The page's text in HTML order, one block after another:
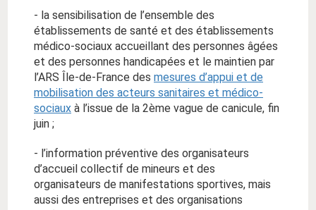
- la sensibilisation de l’ensemble des
établissements de santé et des établissements
médico-sociaux accueillant des personnes âgées
et des personnes handicapées et le maintien par
l’ARS Île-de-France des mesures d’appui et de
mobilisation des acteurs sanitaires et médico-
sociaux à l’issue de la 2ème vague de canicule, fin
juin ;
- l’information préventive des organisateurs
d’accueil collectif de mineurs et des
organisateurs de manifestations sportives, mais
aussi des entreprises et des organisations